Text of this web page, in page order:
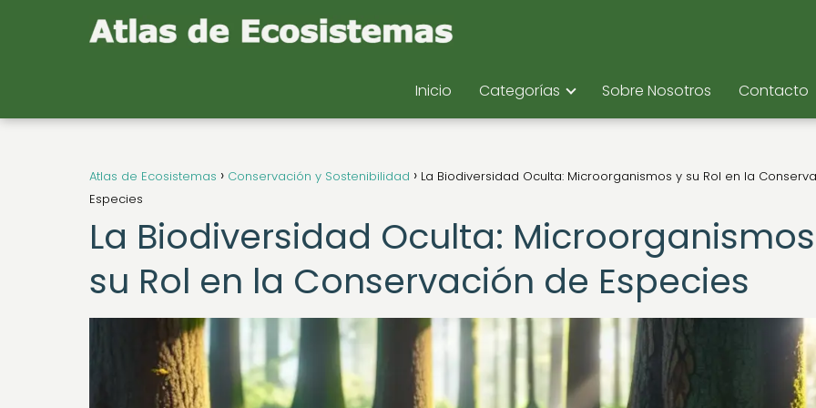
Inicio Categorías Sobre Nosotros Contacto
Atlas de Ecosistemas Conservación y Sostenibilidad
La Biodiversidad Oculta: Microorganismos y su Rol en la
Especies
La Biodiversidad Oculta:
su Rol en la Conservación de Especies